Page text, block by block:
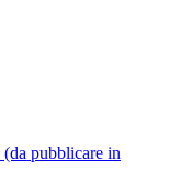
pubblicare in